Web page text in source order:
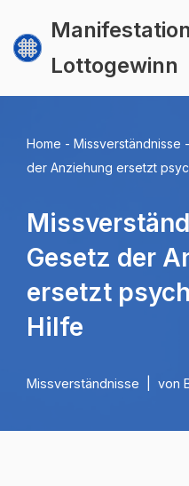
Zum
springen
Manifestation
Lottogewinn
Home - Missverständnisse -
der Anziehung ersetzt
Gesetz der
ersetzt
Hilfe
Missverständnisse von